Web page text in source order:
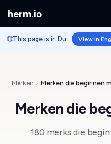
herm.io
🌐 This page is in Dutch. View in
Merken Merken die beginnen
Merken die
180 merks die